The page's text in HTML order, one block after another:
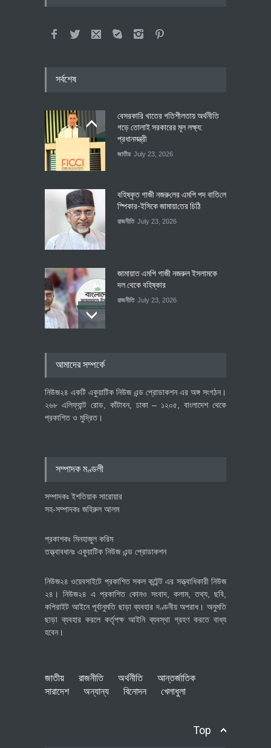
সর্বশেষ
বেসরকারি খাতের গতিশীলতায় অর্থনীতি
গড়ে তোলাই সরকারের মূল লক্ষ্য:
প্রধানমন্ত্রী
জাতীয় July 23, 2026
বহিষ্কৃত গাজী নজরু‌লের এম‌পি পদ বা‌তি‌লে
স্পিকার-ইসিকে জামায়া‌তের চি‌ঠি
রাজনীতি July 23, 2026
জামায়াত এমপি গাজী নজরুল ইসলামকে
দল থেকে বহিষ্কার
রাজনীতি July 23, 2026
আমাদের সম্পর্কে
নিউজ২৪ একটি একুয়াটিক নিউজ এন্ড প্রোডাকশন এর অঙ্গ সংগঠন।
২৬৮ এলিফ্যান্ট রোড, কাঁটাবন, ঢাকা – ১২০৫, বাংলাদেশ থেকে
প্রকাশিত ও মুদ্রিত।
সম্পাদক মণ্ডলী
সম্পাদকঃ ইশতিয়াক সারোয়ার
সহ-সম্পাদকঃ জহিরুল আলম
প্রকাশকঃ মিনহাজুল করিম
তত্ত্বাবধানঃ একুয়াটিক নিউজ এন্ড প্রোডাকশন
নিউজ২৪ ওয়েবসাইটে প্রকাশিত সকল কন্টেন্ট এর সত্ত্বাধিকারী নিউজ
২৪। নিউজ২৪ এ প্রকাশিত কোনও সংবাদ, কলাম, তথ্য, ছবি,
কপিরাইট আইনে পূর্বানুমতি ছাড়া ব্যবহার দণ্ডনীয় অপরাধ। অনুমতি
ছাড়া ব্যবহার করলে কর্তৃপক্ষ আইনি ব্যবস্থা গ্রহণ করতে বাধ্য
হবেন।
জাতীয় রাজনীতি অর্থনীতি
আন্তর্জাতিক
সারাদেশ
অন্যান্য বিনোদন খেলাধুলা
Top